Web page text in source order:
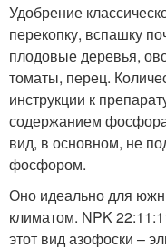
Удобрение
перекопку, вспашку
плодовые деревья,
томаты, перец.
инструкции к
содержанием
вид, в основном, не
фосфором.
Оно идеально для
климатом. NPK
этот вид азофоски –